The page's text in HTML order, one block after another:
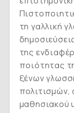
τη γαλλική
της
ποιότητας
ξένων
πολιτισμών,
μαθησιακού